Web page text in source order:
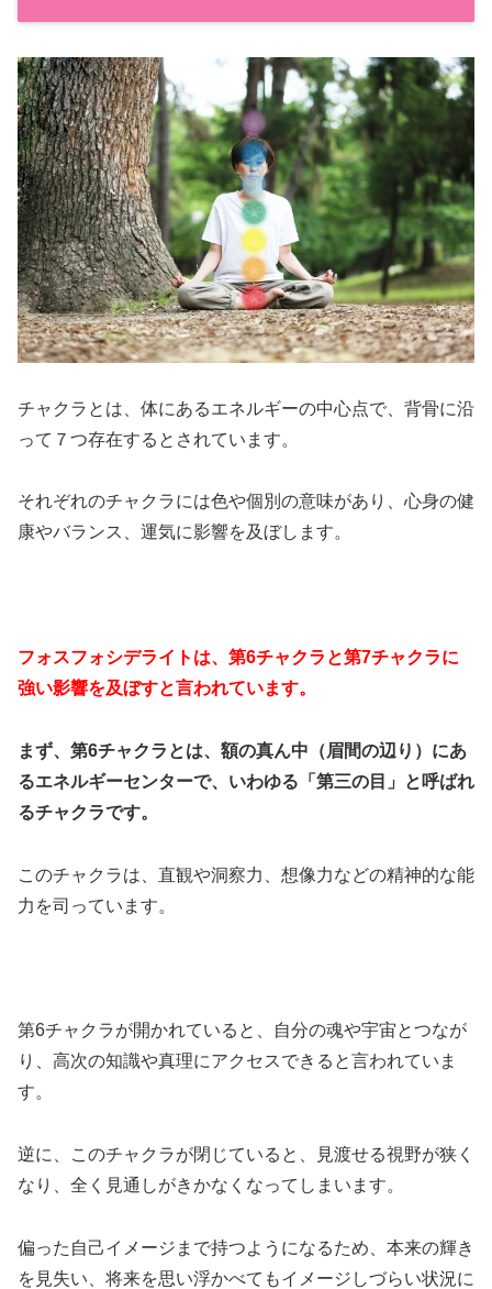
チャクラとは、体にあるエネルギーの中心点で、背骨に沿
って７つ存在するとされています。
それぞれのチャクラには色や個別の意味があり、心身の健
康やバランス、運気に影響を及ぼします。
フォスフォシデライトは、第6チャクラと第7チャクラに
強い影響を及ぼすと言われています。
まず、第6チャクラとは、額の真ん中（眉間の辺り）にあ
るエネルギーセンターで、いわゆる「第三の目」と呼ばれ
るチャクラです。
このチャクラは、直観や洞察力、想像力などの精神的な能
力を司っています。
第6チャクラが開かれていると、自分の魂や宇宙とつなが
り、高次の知識や真理にアクセスできると言われていま
す。
逆に、このチャクラが閉じていると、見渡せる視野が狭く
なり、全く見通しがきかなくなってしまいます。
偏った自己イメージまで持つようになるため、本来の輝き
を見失い、将来を思い浮かべてもイメージしづらい状況に